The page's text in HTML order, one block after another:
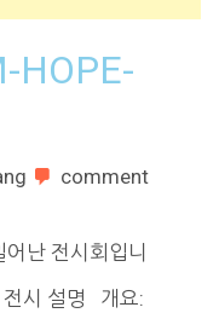
HOPE-
comment
난 전시회입니
시 설명 개요: